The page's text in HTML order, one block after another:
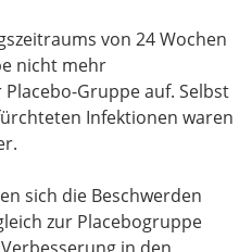
von 24 Wochen
nicht mehr
Gruppe auf. Selbst
Infektionen waren
sich die Beschwerden
zur Placebogruppe